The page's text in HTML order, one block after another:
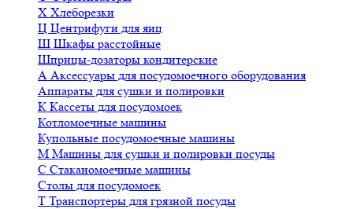
Х Хлеборезки
Ц Центрифуги для яиц
Ш Шкафы расстойные
Шприцы-дозаторы кондитерские
А Аксессуары для посудомоечного оборудования
Аппараты для сушки и полировки
К Кассеты для посудомоек
Котломоечные машины
Купольные посудомоечные машины
М Машины для сушки и полировки посуды
С Стаканомоечные машины
Столы для посудомоек
Т Транспортеры для грязной посуды